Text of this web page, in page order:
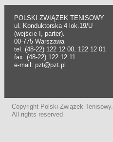
POLSKI ZWIĄZEK TENISOWY
ul. Konduktorska 4 lok.19/U
(wejście I, parter).
00-775 Warszawa
tel. (48-22) 122 12 00, 122 12 01
fax. (48-22) 122 12 11
e-mail: pzt@pzt.pl
Copyright Polski Związek Tenisowy.
All rights reserved